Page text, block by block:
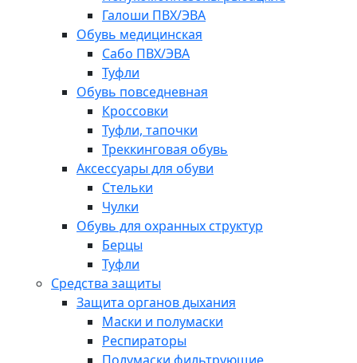
Галоши ПВХ/ЭВА
Обувь медицинская
Сабо ПВХ/ЭВА
Туфли
Обувь повседневная
Кроссовки
Туфли, тапочки
Треккинговая обувь
Аксессуары для обуви
Стельки
Чулки
Обувь для охранных структур
Берцы
Туфли
Средства защиты
Защита органов дыхания
Маски и полумаски
Респираторы